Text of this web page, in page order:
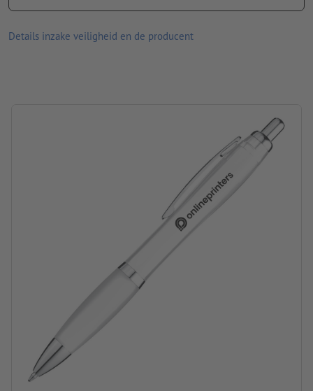
In tweekleurige look: clip en punt van metaal, transparante
Details inzake veiligheid en de producent